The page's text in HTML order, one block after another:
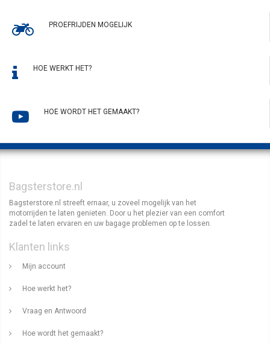
PROEFRIJDEN MOGELIJK
HOE WERKT HET?
HOE WORDT HET GEMAAKT?
Bagsterstore.nl
Bagsterstore.nl streeft ernaar, u zoveel mogelijk van het
motorrijden te laten genieten. Door u het plezier van een comfort
zadel te laten ervaren en uw bagage problemen op te lossen.
Klanten links
Mijn account
Hoe werkt het?
Vraag en Antwoord
Hoe wordt het gemaakt?